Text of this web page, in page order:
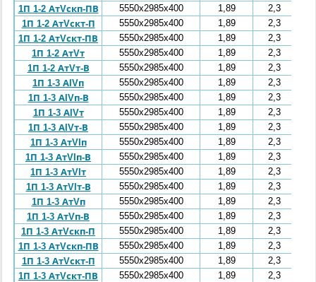
1П 1-2 АтVскп-ПВ
5550x2985x400 1,89
2,3
1П 1-2 АтVскт-П
5550x2985x400 1,89
2,3
1П 1-2 АтVскт-ПВ
5550x2985x400 1,89
2,3
1П 1-2 АтVт
5550x2985x400 1,89
2,3
1П 1-2 АтVт-В
5550x2985x400 1,89
2,3
1П 1-3 АIVп
5550x2985x400 1,89
2,3
1П 1-3 АIVп-В
5550x2985x400 1,89
2,3
1П 1-3 АIVт
5550x2985x400 1,89
2,3
1П 1-3 АIVт-В
5550x2985x400 1,89
2,3
1П 1-3 АтVIп
5550x2985x400 1,89
2,3
1П 1-3 АтVIп-В
5550x2985x400 1,89
2,3
1П 1-3 АтVIт
5550x2985x400 1,89
2,3
1П 1-3 АтVIт-В
5550x2985x400 1,89
2,3
1П 1-3 АтVп
5550x2985x400 1,89
2,3
1П 1-3 АтVп-В
5550x2985x400 1,89
2,3
1П 1-3 АтVскп-П
5550x2985x400 1,89
2,3
1П 1-3 АтVскп-ПВ
5550x2985x400 1,89
2,3
1П 1-3 АтVскт-П
5550x2985x400 1,89
2,3
1П 1-3 АтVскт-ПВ
5550x2985x400 1,89
2,3